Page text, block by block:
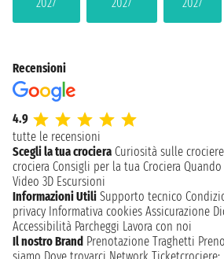
Recensioni
4.9
tutte le recensioni
Scegli la tua crociera Curiosità sulle crociere
crociera Consigli per la tua Crociera
Video 3D Escursioni
Informazioni Utili Supporto tecnico
privacy Informativa cookies Assicurazione
Accessibilità Parcheggi Lavora con noi
Il nostro Brand Prenotazione Traghetti